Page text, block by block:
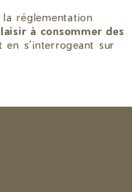
réglementation
à consommer des
s’interrogeant sur